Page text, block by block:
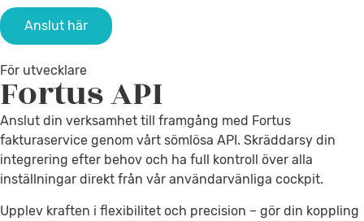
Anslut här
För utvecklare
FortusAPI
Anslut din verksamhet till framgång med Fortus
fakturaservice genom vårt sömlösa API. Skräddarsy din
integrering efter behov och ha full kontroll över alla
inställningar direkt från vår användarvänliga cockpit.
Upplev kraften i flexibilitet och precision – gör din koppling